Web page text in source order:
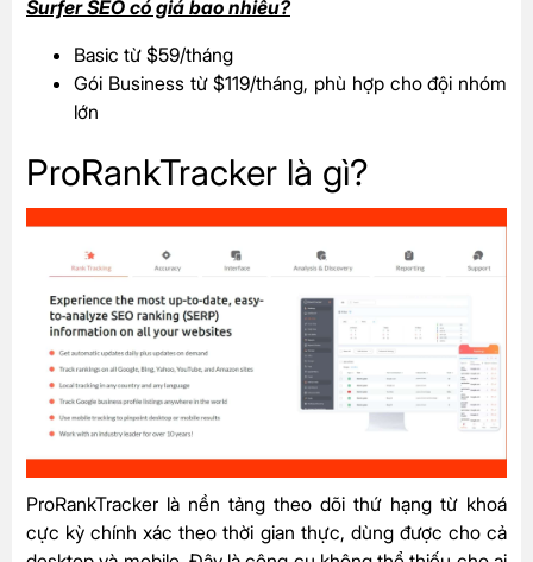
Surfer SEO có giá bao nhiêu?
Basic từ $59/tháng
Gói Business từ $119/tháng, phù hợp cho đội nhóm
lớn
ProRankTracker là gì?
ProRankTracker là nền tảng theo dõi thứ hạng từ khoá
cực kỳ chính xác theo thời gian thực, dùng được cho cả